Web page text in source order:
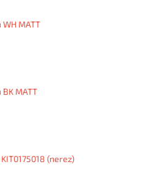
MATT
MATT
KIT0175018 (nerez)